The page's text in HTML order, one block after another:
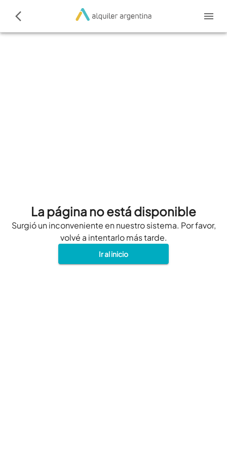
La página no está disponible
Surgió un inconveniente en nuestro sistema. Por favor,
volvé a intentarlo más tarde.
Ir al inicio